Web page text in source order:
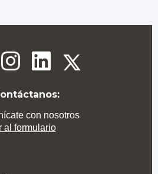
con nosotros
Ir al formulario